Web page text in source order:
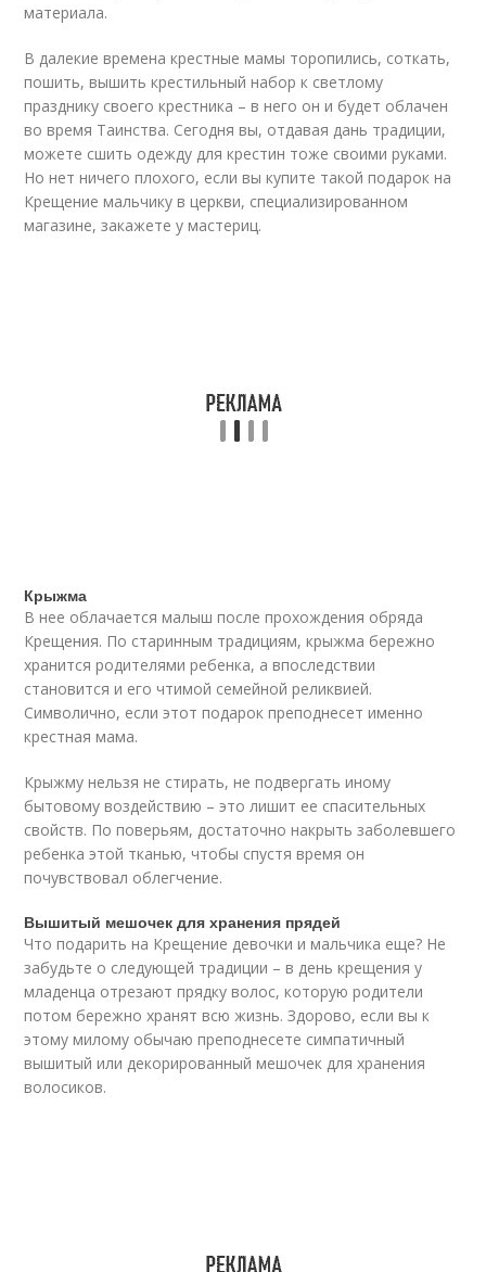
материала.
В далекие времена крестные мамы торопились, соткать,
пошить, вышить крестильный набор к светлому
празднику своего крестника – в него он и будет облачен
во время Таинства. Сегодня вы, отдавая дань традиции,
можете сшить одежду для крестин тоже своими руками.
Но нет ничего плохого, если вы купите такой подарок на
Крещение мальчику в церкви, специализированном
магазине, закажете у мастериц.
Крыжма
В нее облачается малыш после прохождения обряда
Крещения. По старинным традициям, крыжма бережно
хранится родителями ребенка, а впоследствии
становится и его чтимой семейной реликвией.
Символично, если этот подарок преподнесет именно
крестная мама.
Крыжму нельзя не стирать, не подвергать иному
бытовому воздействию – это лишит ее спасительных
свойств. По поверьям, достаточно накрыть заболевшего
ребенка этой тканью, чтобы спустя время он
почувствовал облегчение.
Вышитый мешочек для хранения прядей
Что подарить на Крещение девочки и мальчика еще? Не
забудьте о следующей традиции – в день крещения у
младенца отрезают прядку волос, которую родители
потом бережно хранят всю жизнь. Здорово, если вы к
этому милому обычаю преподнесете симпатичный
вышитый или декорированный мешочек для хранения
волосиков.